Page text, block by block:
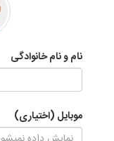
نام و نام خانوادگی
موبایل (اختیاری)